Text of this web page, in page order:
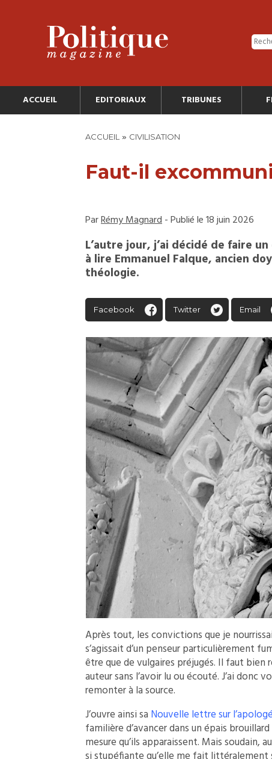
ACCUEIL EDITORIAUX TRIBUNES
ACCUEIL » CIVILISATION
Faut-il
ParRémy Magnard- Publié le 18 juin 2026
L’autre jour, j’ai décidé de faire
à lire Emmanuel Falque, ancien
théologie.
Facebook Twitter Email
Après tout, les convictions que je
s’agissait d’un penseur particulièrement
être que de vulgaires préjugés. Il faut
auteur sans l’avoir lu ou écouté. J’ai
remonter à la source.
J’ouvre ainsi sa Nouvelle lettre sur
familière d’avancer dans un épais
mesure qu’ils apparaissent. Mais soudain,